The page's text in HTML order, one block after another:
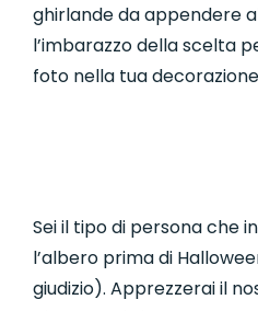
ghirlande da appendere
l’imbarazzo della scelta
foto nella tua
Sei il tipo di persona che
l’albero prima di
giudizio). Apprezzerai il